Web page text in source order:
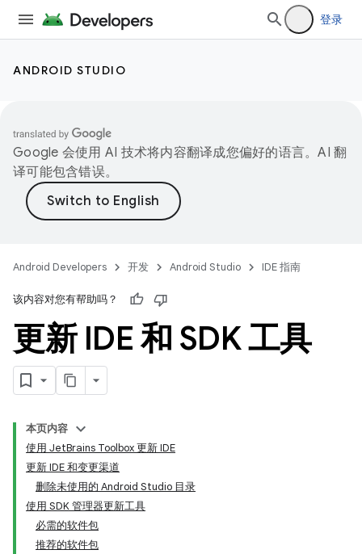
登录
ANDROID STUDIO
Google 会使用 AI 技术将内容翻译成您偏好的语言。AI 翻
译可能包含错误。
Android Developers 开发 Android Studio IDE 指南
该内容对您有帮助吗？
更新 IDE 和 SDK 工具
本页内容
使用 JetBrains Toolbox 更新 IDE
更新 IDE 和变更渠道
删除未使用的 Android Studio 目录
使用 SDK 管理器更新工具
必需的软件包
推荐的软件包